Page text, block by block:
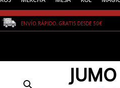
ENVÍO RÁPIDO. GRATIS DESDE 50€
JUMO